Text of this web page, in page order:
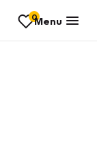
0Menu